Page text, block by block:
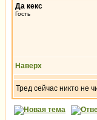
Да кекс
Гость
Наверх
Тред сейчас никто не